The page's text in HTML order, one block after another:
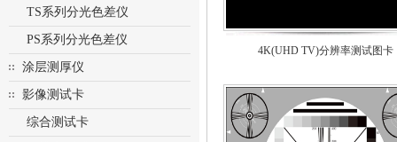
TS系列分光色差仪
PS系列分光色差仪
涂层测厚仪
影像测试卡
综合测试卡
4K(UHD TV)分辨率测试图卡